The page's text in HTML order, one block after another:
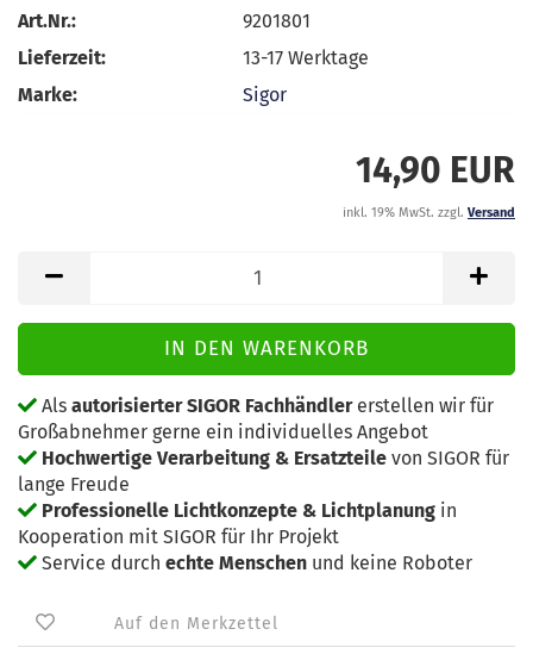
Art.Nr.:
9201801
Lieferzeit:
13-17 Werktage
Marke:
Sigor
14,90 EUR
inkl. 19% MwSt. zzgl. Versand
Als autorisierter SIGOR Fachhändlererstellen wir für
Großabnehmer gerne ein individuelles Angebot
Hochwertige Verarbeitung & Ersatzteile von SIGOR für
lange Freude
Professionelle Lichtkonzepte & Lichtplanung in
Kooperation mit SIGOR für Ihr Projekt
Service durch echte Menschen und keine Roboter
Auf den Merkzettel